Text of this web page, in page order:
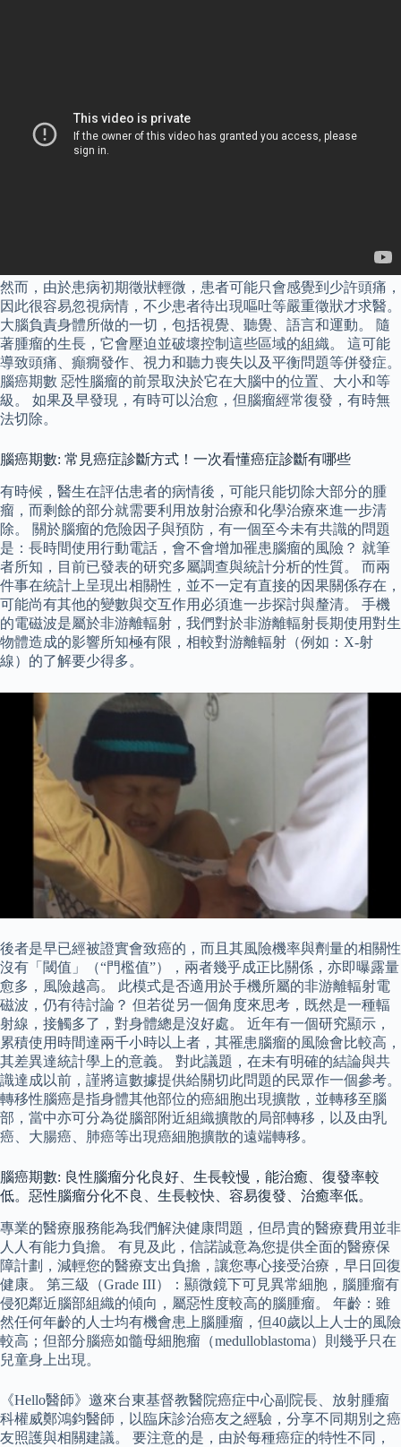
然而，由於患病初期徵狀輕微，患者可能只會感覺到少許頭痛，
因此很容易忽視病情，不少患者待出現嘔吐等嚴重徵狀才求醫。
大腦負責身體所做的一切，包括視覺、聽覺、語言和運動。 隨
著腫瘤的生長，它會壓迫並破壞控制這些區域的組織。 這可能
導致頭痛、癲癇發作、視力和聽力喪失以及平衡問題等併發症。
腦癌期數 惡性腦瘤的前景取決於它在大腦中的位置、大小和等
級。 如果及早發現，有時可以治愈，但腦瘤經常復發，有時無
法切除。
腦癌期數: 常見癌症診斷方式！一次看懂癌症診斷有哪些
有時候，醫生在評估患者的病情後，可能只能切除大部分的腫
瘤，而剩餘的部分就需要利用放射治療和化學治療來進一步清
除。 關於腦瘤的危險因子與預防，有一個至今未有共識的問題
是：長時間使用行動電話，會不會增加罹患腦瘤的風險？ 就筆
者所知，目前已發表的研究多屬調查與統計分析的性質。 而兩
件事在統計上呈現出相關性，並不一定有直接的因果關係存在，
可能尚有其他的變數與交互作用必須進一步探討與釐清。 手機
的電磁波是屬於非游離輻射，我們對於非游離輻射長期使用對生
物體造成的影響所知極有限，相較對游離輻射（例如：X-射
線）的了解要少得多。
後者是早已經被證實會致癌的，而且其風險機率與劑量的相關性
沒有「閾值」（“門檻值”），兩者幾乎成正比關係，亦即曝露量
愈多，風險越高。 此模式是否適用於手機所屬的非游離輻射電
磁波，仍有待討論？ 但若從另一個角度來思考，既然是一種輻
射線，接觸多了，對身體總是沒好處。 近年有一個研究顯示，
累積使用時間達兩千小時以上者，其罹患腦瘤的風險會比較高，
其差異達統計學上的意義。 對此議題，在未有明確的結論與共
識達成以前，謹將這數據提供給關切此問題的民眾作一個參考。
轉移性腦癌是指身體其他部位的癌細胞出現擴散，並轉移至腦
部，當中亦可分為從腦部附近組織擴散的局部轉移，以及由乳
癌、大腸癌、肺癌等出現癌細胞擴散的遠端轉移。
腦癌期數: 良性腦瘤分化良好、生長較慢，能治癒、復發率較
低。惡性腦瘤分化不良、生長較快、容易復發、治癒率低。
專業的醫療服務能為我們解決健康問題，但昂貴的醫療費用並非
人人有能力負擔。 有見及此，信諾誠意為您提供全面的醫療保
障計劃，減輕您的醫療支出負擔，讓您專心接受治療，早日回復
健康。 第三級（Grade III）：顯微鏡下可見異常細胞，腦腫瘤有
侵犯鄰近腦部組織的傾向，屬惡性度較高的腦腫瘤。 年齡：雖
然任何年齡的人士均有機會患上腦腫瘤，但40歲以上人士的風險
較高；但部分腦癌如髓母細胞瘤（medulloblastoma）則幾乎只在
兒童身上出現。
《Hello醫師》邀來台東基督教醫院癌症中心副院長、放射腫瘤
科權威鄭鴻鈞醫師，以臨床診治癌友之經驗，分享不同期別之癌
友照護與相關建議。 要注意的是，由於每種癌症的特性不同，